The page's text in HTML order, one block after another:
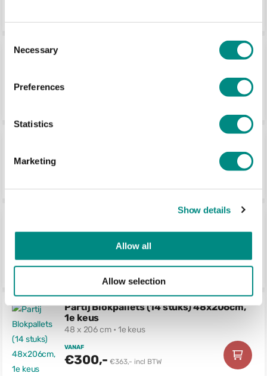
Selection
Necessary
Preferences
Statistics
Marketing
Show details
Allow all
Allow selection
Blokpallet omlopend zwaar 120x120cm,
L:95-120 x B:120-140
100 x 120 cm • Gebruikt
VANAF
€3,75
Partij Blokpallets (14 stuks) 48x206cm,
1e keus
48 x 206 cm • 1e keus
VANAF
€300,- €363,- incl BTW